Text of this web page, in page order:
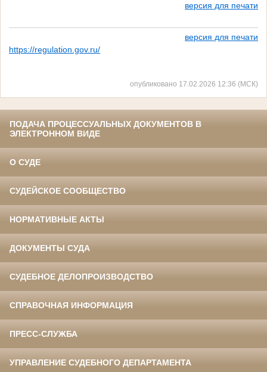
версия для печати
версия для печати
https://regulation.gov.ru/
опубликовано 17.02.2026 12:36 (МСК)
ПОДАЧА ПРОЦЕССУАЛЬНЫХ ДОКУМЕНТОВ В
ЭЛЕКТРОННОМ ВИДЕ
О СУДЕ
СУДЕЙСКОЕ СООБЩЕСТВО
НОРМАТИВНЫЕ АКТЫ
ДОКУМЕНТЫ СУДА
СУДЕБНОЕ ДЕЛОПРОИЗВОДСТВО
СПРАВОЧНАЯ ИНФОРМАЦИЯ
ПРЕСС-СЛУЖБА
УПРАВЛЕНИЕ СУДЕБНОГО ДЕПАРТАМЕНТА